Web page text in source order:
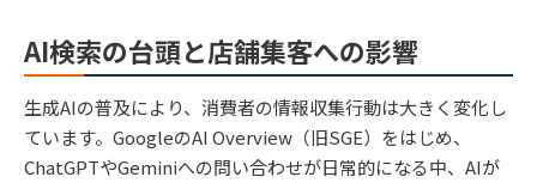
AI検索の台頭と店舗集客への影響
生成AIの普及により、消費者の情報収集行動は大きく変化し
ています。GoogleのAI Overview（旧SGE）をはじめ、
ChatGPTやGeminiへの問い合わせが日常的になる中、AIが